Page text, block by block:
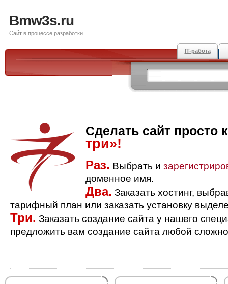
Bmw3s.ru
Сайт в процессе разработки
IT-работа
Сделать сайт просто
три»!
Раз. Выбрать и
доменное имя.
Два. Заказать хостинг,
тарифный план или заказать установку
Три. Заказать создание сайта у нашего
предложить вам создание сайта любой